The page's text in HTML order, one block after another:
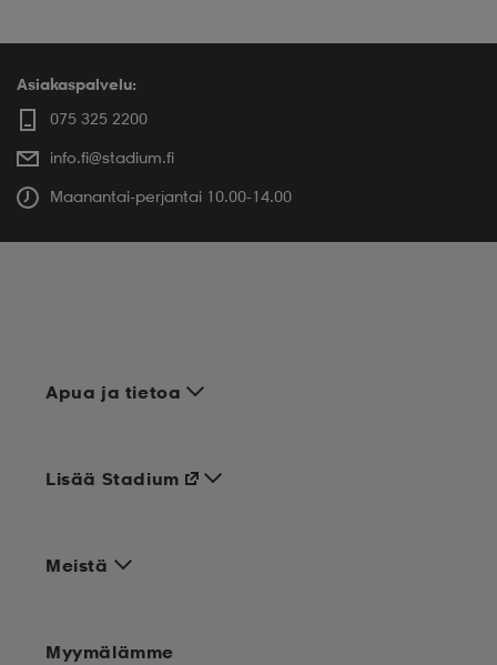
Asiakaspalvelu:
075 325 2200
info.fi@stadium.fi
Maanantai-perjantai 10.00-14.00
Apua ja tietoa
Meistä
Lisää Stadium
Myymälämme